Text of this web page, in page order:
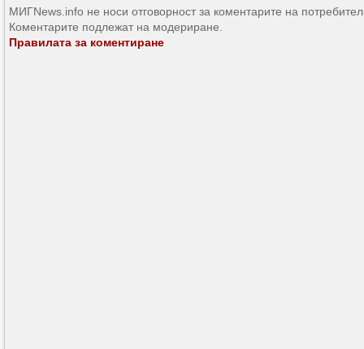
МИГNews.info не носи отговорност за коментарите на
Коментарите подлежат на модериране.
Правилата за коментиране